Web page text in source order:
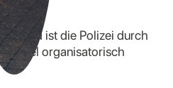
ist die Polizei durch
Varel organisatorisch